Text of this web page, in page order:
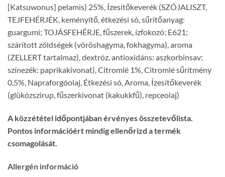
[Katsuwonus] pelamis) 25%, Ízesítőkeverék (SZÓJALISZT,
TEJFEHÉRJÉK, keményítő, étkezési só, sűrítőanyag:
guargumi; TOJÁSFEHÉRJE, fűszerek, ízfokozó: E621;
szárított zöldségek (vöröshagyma, fokhagyma), aroma
(ZELLERT tartalmaz), dextróz, antioxidáns: aszkorbinsav;
színezék: paprikakivonat), Citromlé 1%, Citromlé sűrítmény
0,5%, Napraforgóolaj, Étkezési só, Aroma, Ízesítőkeverék
(glükózszirup, fűszerkivonat (kakukkfű), repceolaj)
A közzététel időpontjában érvényes összetevőlista.
Pontos információért mindig ellenőrizd a termék
csomagolását.
Allergén információ